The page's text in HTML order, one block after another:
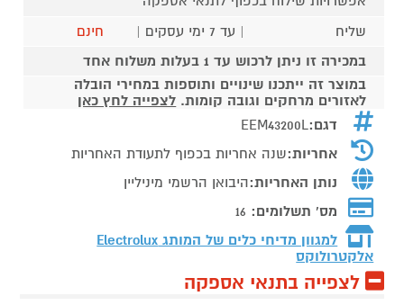
שליח
| עד 7 ימי עסקים |
חינם
במכירה זו ניתן לרכוש עד 1 בעלות משלוח אחד
במוצר זה ייתכנו שינויים ותוספות במחירי הובלה
לאזורים מרחקים וגובה קומות. לצפייה לחץ כאן
דגם:EEM43200L
אחריות:שנה אחריות בכפוף לתעודת האחריות
נותן האחריות:היבואן הרשמי מיניליין
מס' תשלומים: 16
למגוון מדיחי כלים של המותג Electrolux
אלקטרולוקס
לצפייה בתנאי אספקה